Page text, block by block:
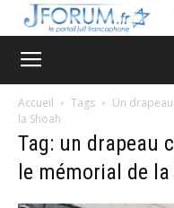
Accueil Tags
Un
la Shoah
Tag: un drapeau
le mémorial de la